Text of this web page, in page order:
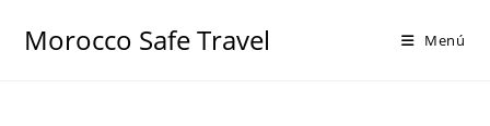
Morocco Safe Travel Menú